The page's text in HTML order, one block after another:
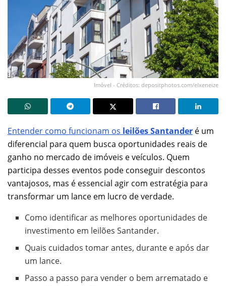
Imóvel - Créditos: depositphotos.com/elxeneize
Entender como funcionam os leilões Santander é um
diferencial para quem busca oportunidades reais de
ganho no mercado de imóveis e veículos. Quem
participa desses eventos pode conseguir descontos
vantajosos, mas é essencial agir com estratégia para
transformar um lance em lucro de verdade.
Como identificar as melhores oportunidades de
investimento em leilões Santander.
Quais cuidados tomar antes, durante e após dar
um lance.
Passo a passo para vender o bem arrematado e